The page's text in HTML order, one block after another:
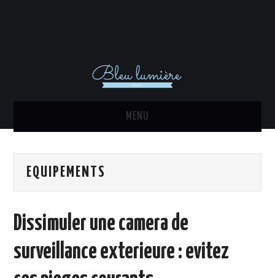
MENU
DÉCORATION INTÉRIEURE
EQUIPEMENTS
IMMO
EQUIPEMENTS
Dissimuler une camera de
surveillance exterieure : evitez